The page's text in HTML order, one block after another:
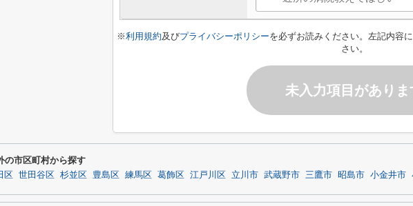
※利用規約及びプライバシーポリシーを必ずお読みください。左記内容
さい。
未入力項目がありま
の市区町村から探す
区 世田谷区 杉並区 豊島区 練馬区 葛飾区 江戸川区 立川市 武蔵野市 三鷹市 昭島市 小金井市